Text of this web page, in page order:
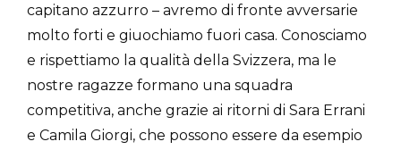
capitano azzurro – avremo di fronte avversarie
molto forti e giuochiamo fuori casa. Conosciamo
e rispettiamo la qualità della Svizzera, ma le
nostre ragazze formano una squadra
competitiva, anche grazie ai ritorni di Sara Errani
e Camila Giorgi, che possono essere da esempio